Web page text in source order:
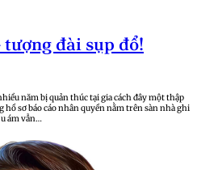
đài sụp đổ!
năm bị quản thúc tại gia cách đây một thập
hồ sơ báo cáo nhân quyền nằm trên sàn nhà ghi
ám vẫn…